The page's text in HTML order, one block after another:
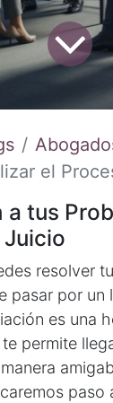
en Colombia? Guía
a tus
Juicio
resolver
pasar por
es una
permite
paso